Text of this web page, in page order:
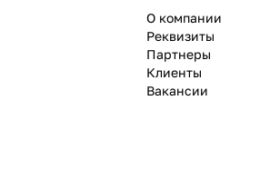
О компании
Реквизиты
Партнеры
Клиенты
Вакансии